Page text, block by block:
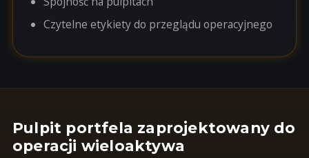
Czytelne etykiety do przeglądu operacyjnego
Pulpit portfela zaprojektowany do
operacji wieloaktywa